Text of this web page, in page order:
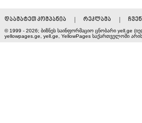
დაამატეთ კომპანია რეკლამა
© 1999 - 2026; ბიზნეს საინფორმაციო ცნობარი yell.ge
yellowpages.ge, yell.ge, YellowPages საქართველოში